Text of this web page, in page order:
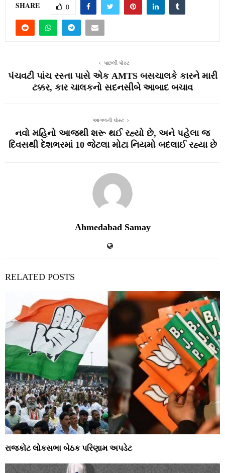
SHARE 0
પાછલી પોસ્ટ
પંચવટી પાંચ રસ્તા પાસે એક AMTS બસચાલકે કારને મારી
ટક્કર, કાર ચાલકનો સદનસીબે આબાદ બચાવ
આગળની પોસ્ટ
નવો મહિનો આજથી શરૂ થઈ રહ્યો છે, અને પહેલા જ
દિવસથી દેશભરમાં 10 જેટલા મોટા નિયમો બદલાઈ રહ્યા છે
Ahmedabad Samay
RELATED POSTS
રાજકોટ લોકસભા બેઠક પરિણામ અપડેટ